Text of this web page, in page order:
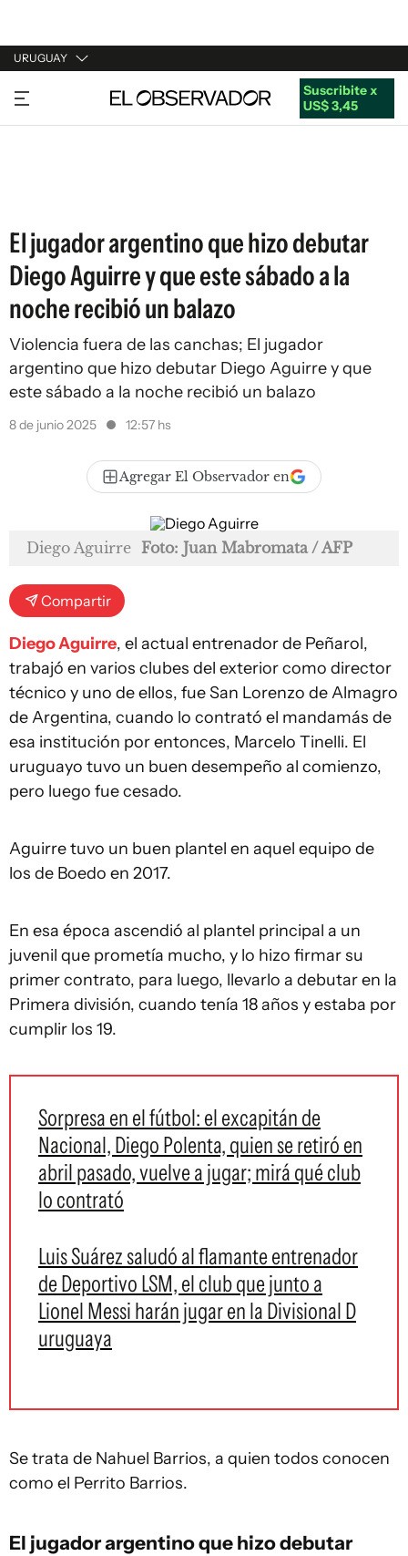
URUGUAY
URUGUAY
ARGENTINA
Suscribite x
US$ 3,45
El jugador argentino que hizo debutar
Diego Aguirre y que este sábado a la
noche recibió un balazo
Violencia fuera de las canchas; El jugador
argentino que hizo debutar Diego Aguirre y que
este sábado a la noche recibió un balazo
8 de junio 2025 12:57 hs
Agregar El Observador en
Diego Aguirre Foto: Juan Mabromata / AFP
Compartir
Diego Aguirre, el actual entrenador de Peñarol,
trabajó en varios clubes del exterior como director
técnico y uno de ellos, fue San Lorenzo de Almagro
de Argentina, cuando lo contrató el mandamás de
esa institución por entonces, Marcelo Tinelli. El
uruguayo tuvo un buen desempeño al comienzo,
pero luego fue cesado.
Aguirre tuvo un buen plantel en aquel equipo de
los de Boedo en 2017.
En esa época ascendió al plantel principal a un
juvenil que prometía mucho, y lo hizo firmar su
primer contrato, para luego, llevarlo a debutar en la
Primera división, cuando tenía 18 años y estaba por
cumplir los 19.
Sorpresa en el fútbol: el excapitán de
Nacional, Diego Polenta, quien se retiró en
abril pasado, vuelve a jugar; mirá qué club
lo contrató
Luis Suárez saludó al flamante entrenador
de Deportivo LSM, el club que junto a
Lionel Messi harán jugar en la Divisional D
uruguaya
Se trata de Nahuel Barrios, a quien todos conocen
como el Perrito Barrios.
El jugador argentino que hizo debutar